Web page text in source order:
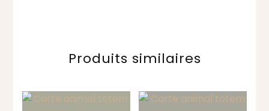
Produits similaires